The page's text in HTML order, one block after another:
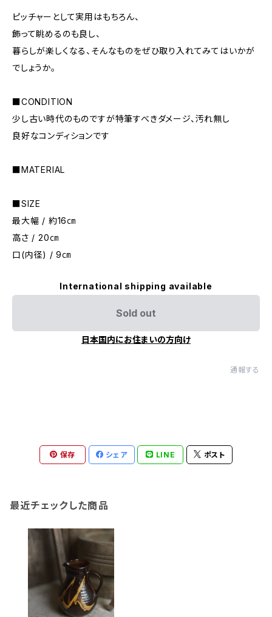
ピッチャーとして実用はもちろん、
飾って眺めるのも良し、
暮らしが楽しくなる、そんなものをぜひ取り入れてみてはいかが
でしょうか。
■CONDITION
少し古い時代のものですが特筆すべきダメージ、汚れ無し
良好なコンディションです
■MATERIAL
■SIZE
最大幅 / 約16㎝
高さ / 20㎝
口(内径) / 9㎝
International shipping available
Sold out
日本国内にお住まいの方向け
通報する
保存 シェア LINE ポスト
最近チェックした商品